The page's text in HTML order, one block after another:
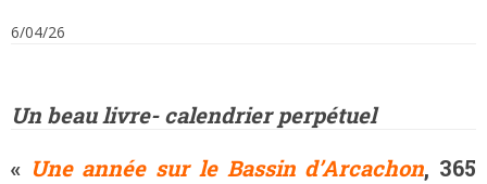
6/04/26
Un beau livre- calendrier perpétuel
« Une année sur le Bassin d’Arcachon, 365